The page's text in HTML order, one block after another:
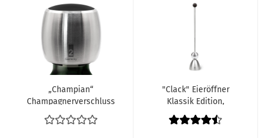
„Champian“
Champagnerverschluss
aus Edelstahl mit
schwarzer Kappe
"Clack" Eieröffner
Klassik Edition,
Silikonkugel schwarz